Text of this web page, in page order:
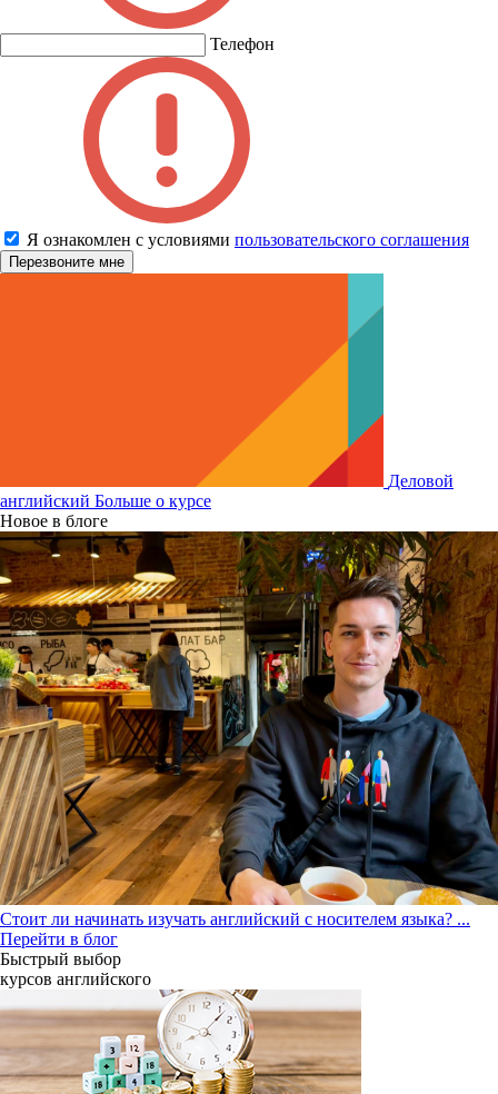
Телефон
Я ознакомлен с условиями пользовательского соглашения
Деловой
английский Больше о курсе
Новое в блоге
Стоит ли начинать изучать английский с носителем языка? ...
Перейти в блог
Быстрый выбор
курсов английcкого